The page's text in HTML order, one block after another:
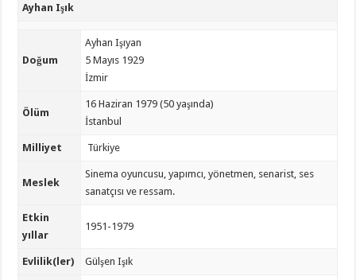
Ayhan Işık
Doğum
Ayhan Işıyan
5 Mayıs 1929
İzmir
Ölüm
16 Haziran 1979 (50 yaşında)
İstanbul
Milliyet Türkiye
Meslek
Sinema oyuncusu, yapımcı, yönetmen, senarist, ses
sanatçısı ve ressam.
Etkin
yıllar
1951-1979
Evlilik(ler) Gülşen Işık